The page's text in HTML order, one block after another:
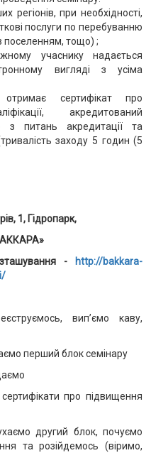
регіонів, при необхідності,
послуги по перебуванню
поселенням, тощо) ;
учаснику надається
вигляді з усіма
сертифікат про
акредитований
з питань акредитації та
заходу 5 годин (5
1, Гідропарк,
-
http://bakkara-
вип’ємо каву,
перший блок семінару
про підвищення
другий блок, почуємо
та розійдемось (віримо,